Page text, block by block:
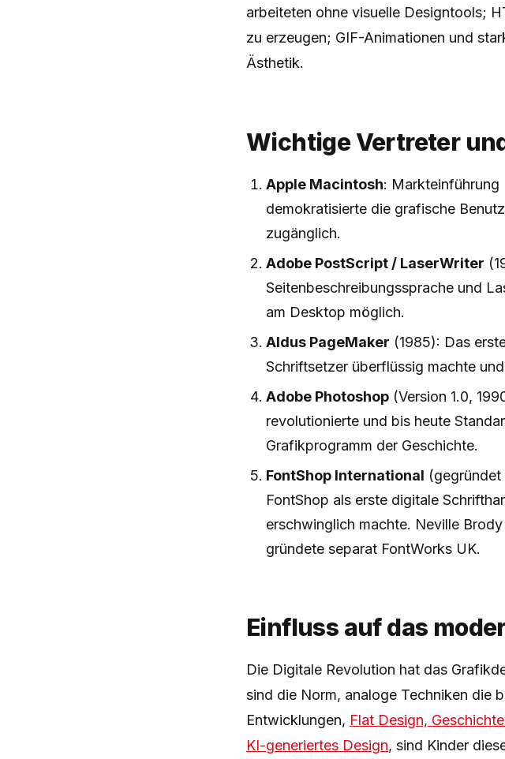
arbeiteten ohne visuelle Designtools;
zu erzeugen; GIF-Animationen und
Ästhetik.
Wichtige Vertreter
Apple Macintosh: Markteinführung
demokratisierte die grafische
zugänglich.
Adobe PostScript / LaserWriter
Seitenbeschreibungssprache und
am Desktop möglich.
Aldus PageMaker (1985): Das
Schriftsetzer überflüssig machte
Adobe Photoshop (Version 1.0,
revolutionierte und bis heute
Grafikprogramm der Geschichte.
FontShop International (gegründet
FontShop als erste digitale
erschwinglich machte. Neville
gründete separat FontWorks UK.
Einfluss auf das
Die Digitale Revolution hat das
sind die Norm, analoge Techniken die
Entwicklungen, Flat Design,
KI-generiertes Design, sind Kinder